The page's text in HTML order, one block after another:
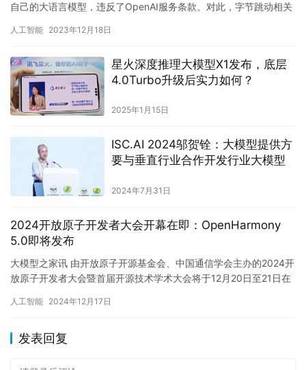
自己的大语言模型，违反了OpenAI服务条款。对此，字节跳动相关
人工智能 2023年12月18日
星火深度推理大模型X1发布，底层
4.0Turbo升级后实力如何？
2025年1月15日
ISC.AI 2024邬贺铨：大模型提供方
要与垂直行业合作开发行业大模型
2024年7月31日
2024开放原子开发者大会开幕在即：OpenHarmony
5.0即将发布
大模型之家讯 由开放原子开源基金会、中国通信学会主办的2024开
放原子开发者大会暨首届开源技术学术大会将于12月20日至21日在
人工智能 2024年12月17日
发表回复